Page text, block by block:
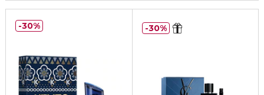
30% 30%